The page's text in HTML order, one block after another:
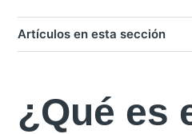
Artículos en esta sección
¿Qué es